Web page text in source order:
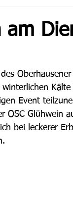
am
Oberhausener
Kälte
Event
OSC Glühwein
bei leckerer